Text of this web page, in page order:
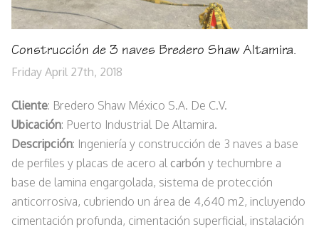
Construcción de 3 naves Bredero Shaw Altamira.
Friday April 27th, 2018
Cliente: Bredero Shaw México S.A. De C.V.
Ubicación: Puerto Industrial De Altamira.
Descripción: Ingeniería y construcción de 3 naves a base
de perfiles y placas de acero alcarbón y techumbre a
base de lamina engargolada, sistema de protección
anticorrosiva, cubriendo un área de 4,640 m2, incluyendo
cimentación profunda, cimentación superficial, instalación